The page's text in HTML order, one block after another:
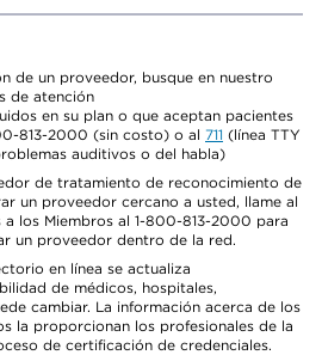
de un proveedor, busque en nuestro
de atención
en su plan o que aceptan pacientes
813-2000 (sin costo) o al 711 (línea TTY
auditivos o del habla)
de tratamiento de reconocimiento de
un proveedor cercano a usted, llame al
los Miembros al 1-800-813-2000 para
un proveedor dentro de la red.
en línea se actualiza
de médicos, hospitales,
cambiar. La información acerca de los
la proporcionan los profesionales de la
de certificación de credenciales.